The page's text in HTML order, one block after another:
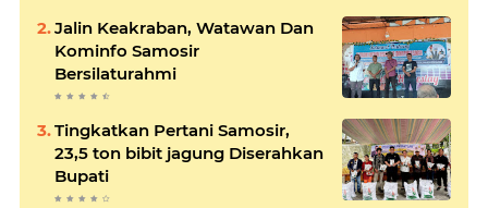
Jalin Keakraban, Watawan Dan
Kominfo Samosir
Bersilaturahmi
Tingkatkan Pertani Samosir,
23,5 ton bibit jagung Diserahkan
Bupati